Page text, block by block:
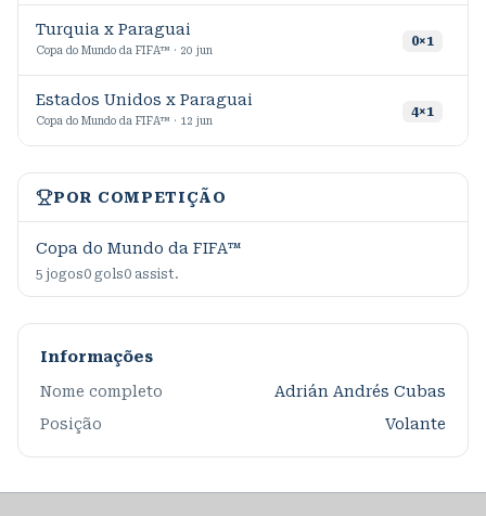
Turquia x Paraguai
Copa do Mundo da FIFA™ · 20 jun
0×1
Estados Unidos x Paraguai
Copa do Mundo da FIFA™ · 12 jun
4×1
POR COMPETIÇÃO
Copa do Mundo da FIFA™
5 jogos0 gols0 assist.
Informações
Nome completo
Adrián Andrés Cubas
Posição
Volante